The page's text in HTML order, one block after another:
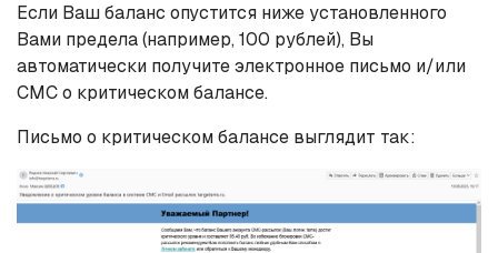
Если Ваш баланс опустится ниже установленного
Вами предела (например, 100 рублей), Вы
автоматически получите электронное письмо и/или
СМС о критическом балансе.
Письмо о критическом балансе выглядит так: